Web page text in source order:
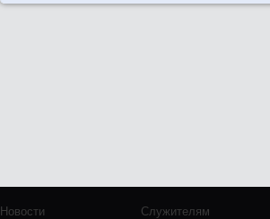
Новости Служителям